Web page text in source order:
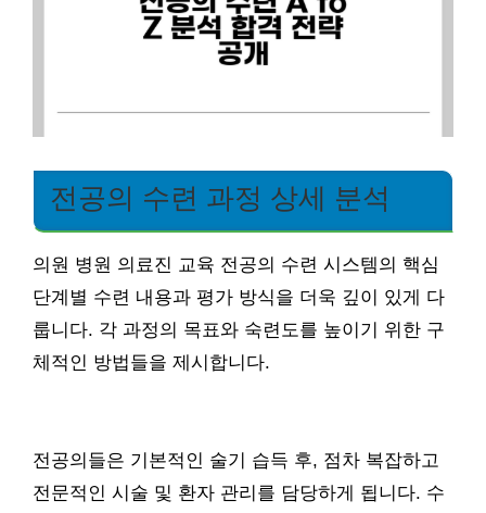
전공의 수련 과정 상세 분석
의원 병원 의료진 교육 전공의 수련 시스템의 핵심
단계별 수련 내용과 평가 방식을 더욱 깊이 있게 다
룹니다. 각 과정의 목표와 숙련도를 높이기 위한 구
체적인 방법들을 제시합니다.
전공의들은 기본적인 술기 습득 후, 점차 복잡하고
전문적인 시술 및 환자 관리를 담당하게 됩니다. 수